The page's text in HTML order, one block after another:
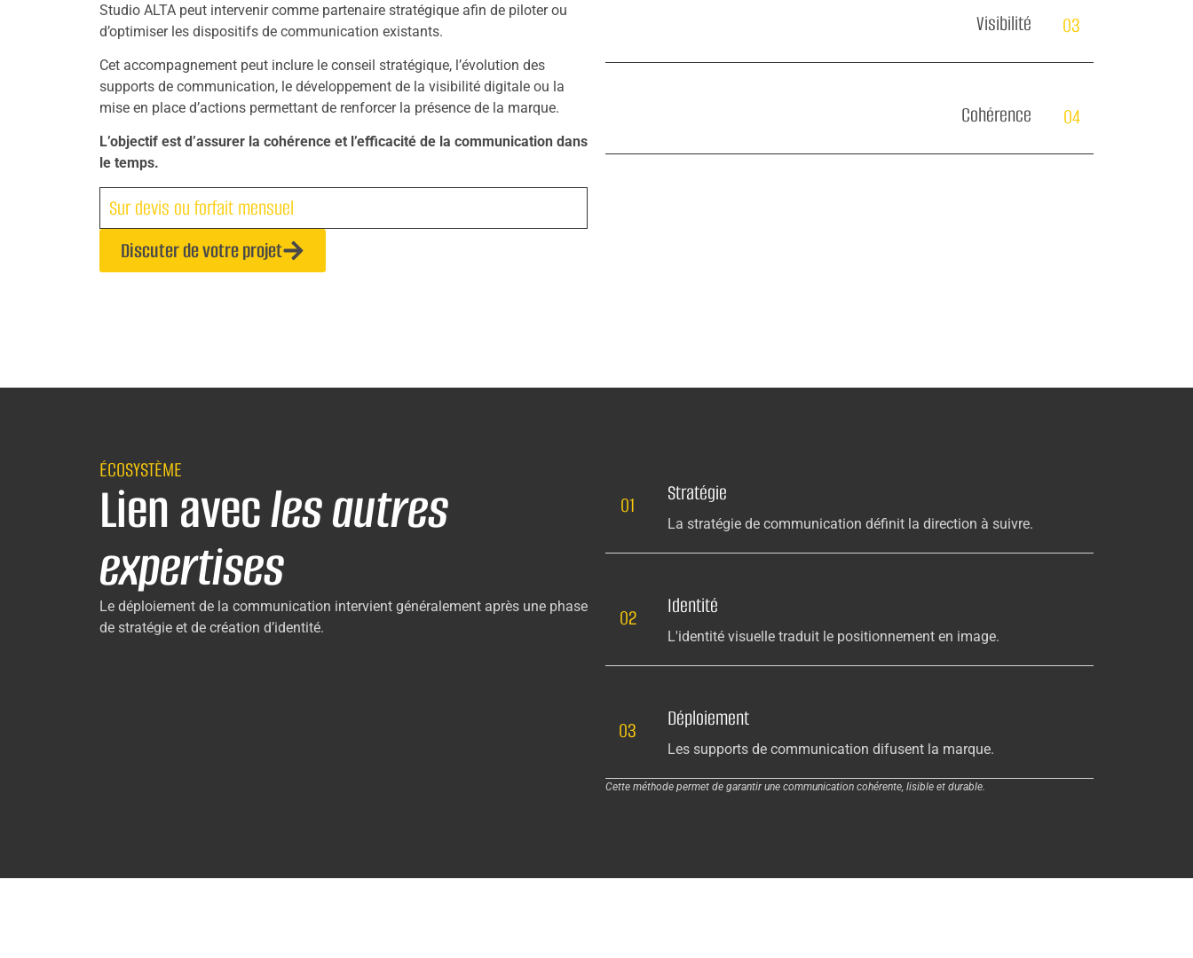
Studio ALTA peut intervenir comme partenaire stratégique afin de piloter ou
d’optimiser les dispositifs de communication existants.
Cet accompagnement peut inclure le conseil stratégique, l’évolution des
supports de communication, le développement de la visibilité digitale ou la
mise en place d’actions permettant de renforcer la présence de la marque.
L’objectif est d’assurer la cohérence et l’efficacité de la communication dans
le temps.
Sur devis ou forfait mensuel
Discuter de votre projet
03
Visibilité
04
Cohérence
ÉCOSYSTÈME
Lien avecles autres
expertises
Le déploiement de la communication intervient généralement après une phase
de stratégie et de création d’identité.
01 Stratégie
La stratégie de communication définit la direction à suivre.
02 Identité
L'identité visuelle traduit le positionnement en image.
03 Déploiement
Les supports de communication difusent la marque.
Cette méthode permet de garantir une communication cohérente, lisible et durable.